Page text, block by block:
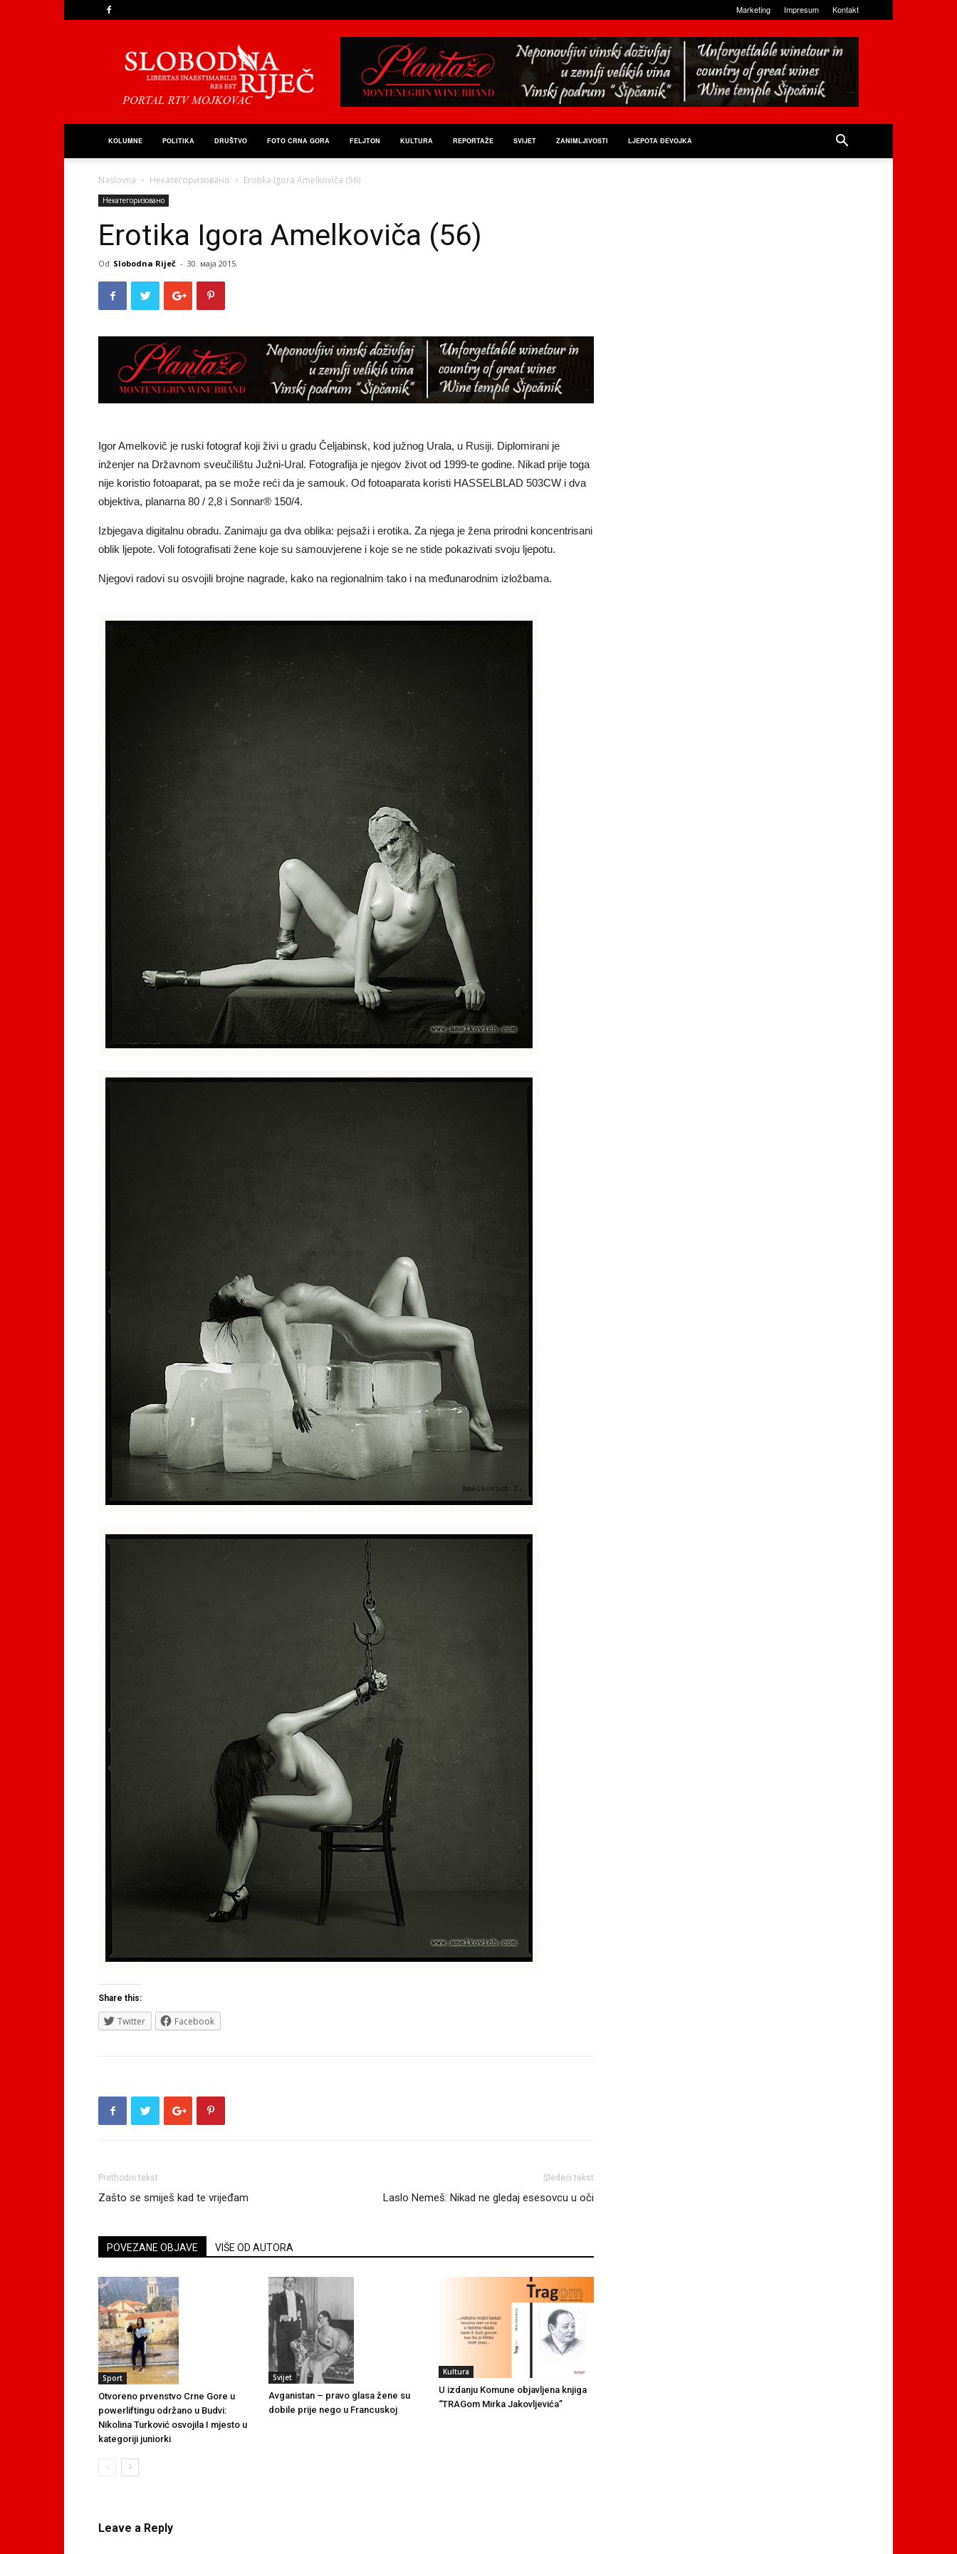
Marketing Impresum Kontakt
Riječ
KOLUMNE POLITIKA DRUŠTVO FOTO CRNA GORA FELJTON KULTURA REPORTAŽE SVIJET ZANIMLJIVOSTI LJEPOTA ĐEVOJKA
Naslovna Некатегоризовано Erotika Igora Amelkoviča (56)
Некатегоризовано
Erotika Igora Amelkoviča (56)
Od Slobodna Riječ - 30. маја 2015.
Igor Amelkovič je ruski fotograf koji živi u gradu Čeljabinsk, kod južnog Urala, u Rusiji. Diplomirani je
inženjer na Državnom sveučilištu Južni-Ural. Fotografija je njegov život od 1999-te godine. Nikad prije toga
nije koristio fotoaparat, pa se može reći da je samouk. Od fotoaparata koristi HASSELBLAD 503CW i dva
objektiva, planarna 80 / 2,8 i Sonnar® 150/4.
Izbjegava digitalnu obradu. Zanimaju ga dva oblika: pejsaži i erotika. Za njega je žena prirodni koncentrisani
oblik ljepote. Voli fotografisati žene koje su samouvjerene i koje se ne stide pokazivati svoju ljepotu.
Njegovi radovi su osvojili brojne nagrade, kako na regionalnim tako i na međunarodnim izložbama.
Share this:
Twitter Facebook
Prethodni tekst
Zašto se smiješ kad te vrijeđam
Sledeći tekst
Laslo Nemeš: Nikad ne gledaj esesovcu u oči
POVEZANE OBJAVE VIŠE OD AUTORA
Sport
Otvoreno prvenstvo Crne Gore u
powerliftingu održano u Budvi:
Nikolina Turković osvojila I mjesto u
kategoriji juniorki
Svijet
Avganistan – pravo glasa žene su
dobile prije nego u Francuskoj
Kultura
U izdanju Komune objavljena knjiga
“TRAGom Mirka Jakovljevića”
Leave a Reply